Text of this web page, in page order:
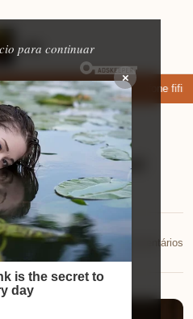
para continuar
×
fotos e vídeos Microfone fifine
leitura
x Imóvel
📅 29/09/2025💬 0 comentários